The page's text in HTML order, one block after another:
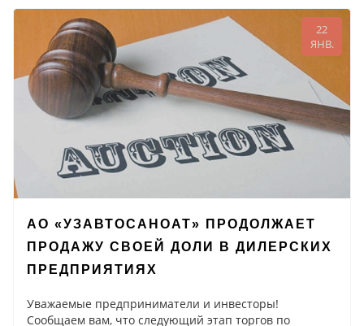
22
ЯНВ.
АО «УЗАВТОСАНОАТ» ПРОДОЛЖАЕТ
ПРОДАЖУ СВОЕЙ ДОЛИ В ДИЛЕРСКИХ
ПРЕДПРИЯТИЯХ
Уважаемые предприниматели и инвесторы!
Сообщаем вам, что следующий этап торгов по